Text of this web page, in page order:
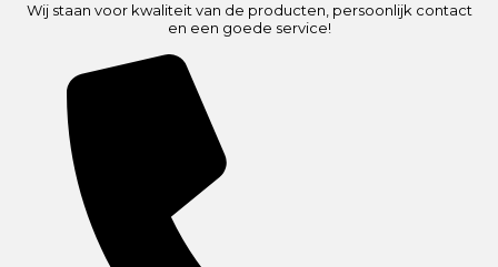
Wij staan voor kwaliteit van de producten, persoonlijk contact
en een goede service!